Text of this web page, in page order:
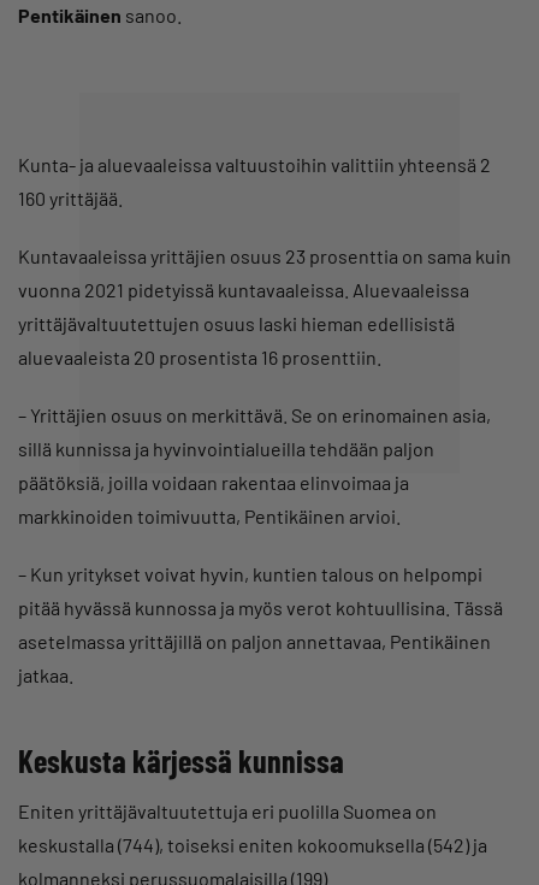
Pentikäinen sanoo.
Kunta- ja aluevaaleissa valtuustoihin valittiin yhteensä 2
160 yrittäjää.
Kuntavaaleissa yrittäjien osuus 23 prosenttia on sama kuin
vuonna 2021 pidetyissä kuntavaaleissa. Aluevaaleissa
yrittäjävaltuutettujen osuus laski hieman edellisistä
aluevaaleista 20 prosentista 16 prosenttiin.
– Yrittäjien osuus on merkittävä. Se on erinomainen asia,
sillä kunnissa ja hyvinvointialueilla tehdään paljon
päätöksiä, joilla voidaan rakentaa elinvoimaa ja
markkinoiden toimivuutta, Pentikäinen arvioi.
– Kun yritykset voivat hyvin, kuntien talous on helpompi
pitää hyvässä kunnossa ja myös verot kohtuullisina. Tässä
asetelmassa yrittäjillä on paljon annettavaa, Pentikäinen
jatkaa.
Keskusta kärjessä kunnissa
Eniten yrittäjävaltuutettuja eri puolilla Suomea on
keskustalla (744), toiseksi eniten kokoomuksella (542) ja
kolmanneksi perussuomalaisilla (199).